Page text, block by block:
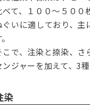
べて、１００～５０
ぐいに適しており、
こで、注染と捺染、
ンジャーを加えて、3
染